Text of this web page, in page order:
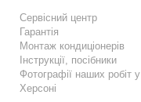
Сервісний центр
Гарантія
Монтаж кондиціонерів
Інструкції, посібники
Фотографії наших робіт у
Херсоні